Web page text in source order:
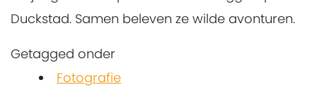
Duckstad. Samen beleven ze wilde avonturen.
Getagged onder
Fotografie